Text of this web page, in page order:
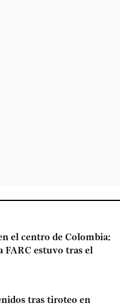
el centro de Colombia:
estuvo tras el
tras tiroteo en